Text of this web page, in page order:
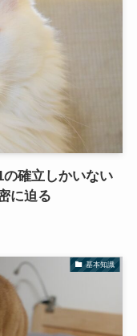
確立しかいない
に迫る
基本知識